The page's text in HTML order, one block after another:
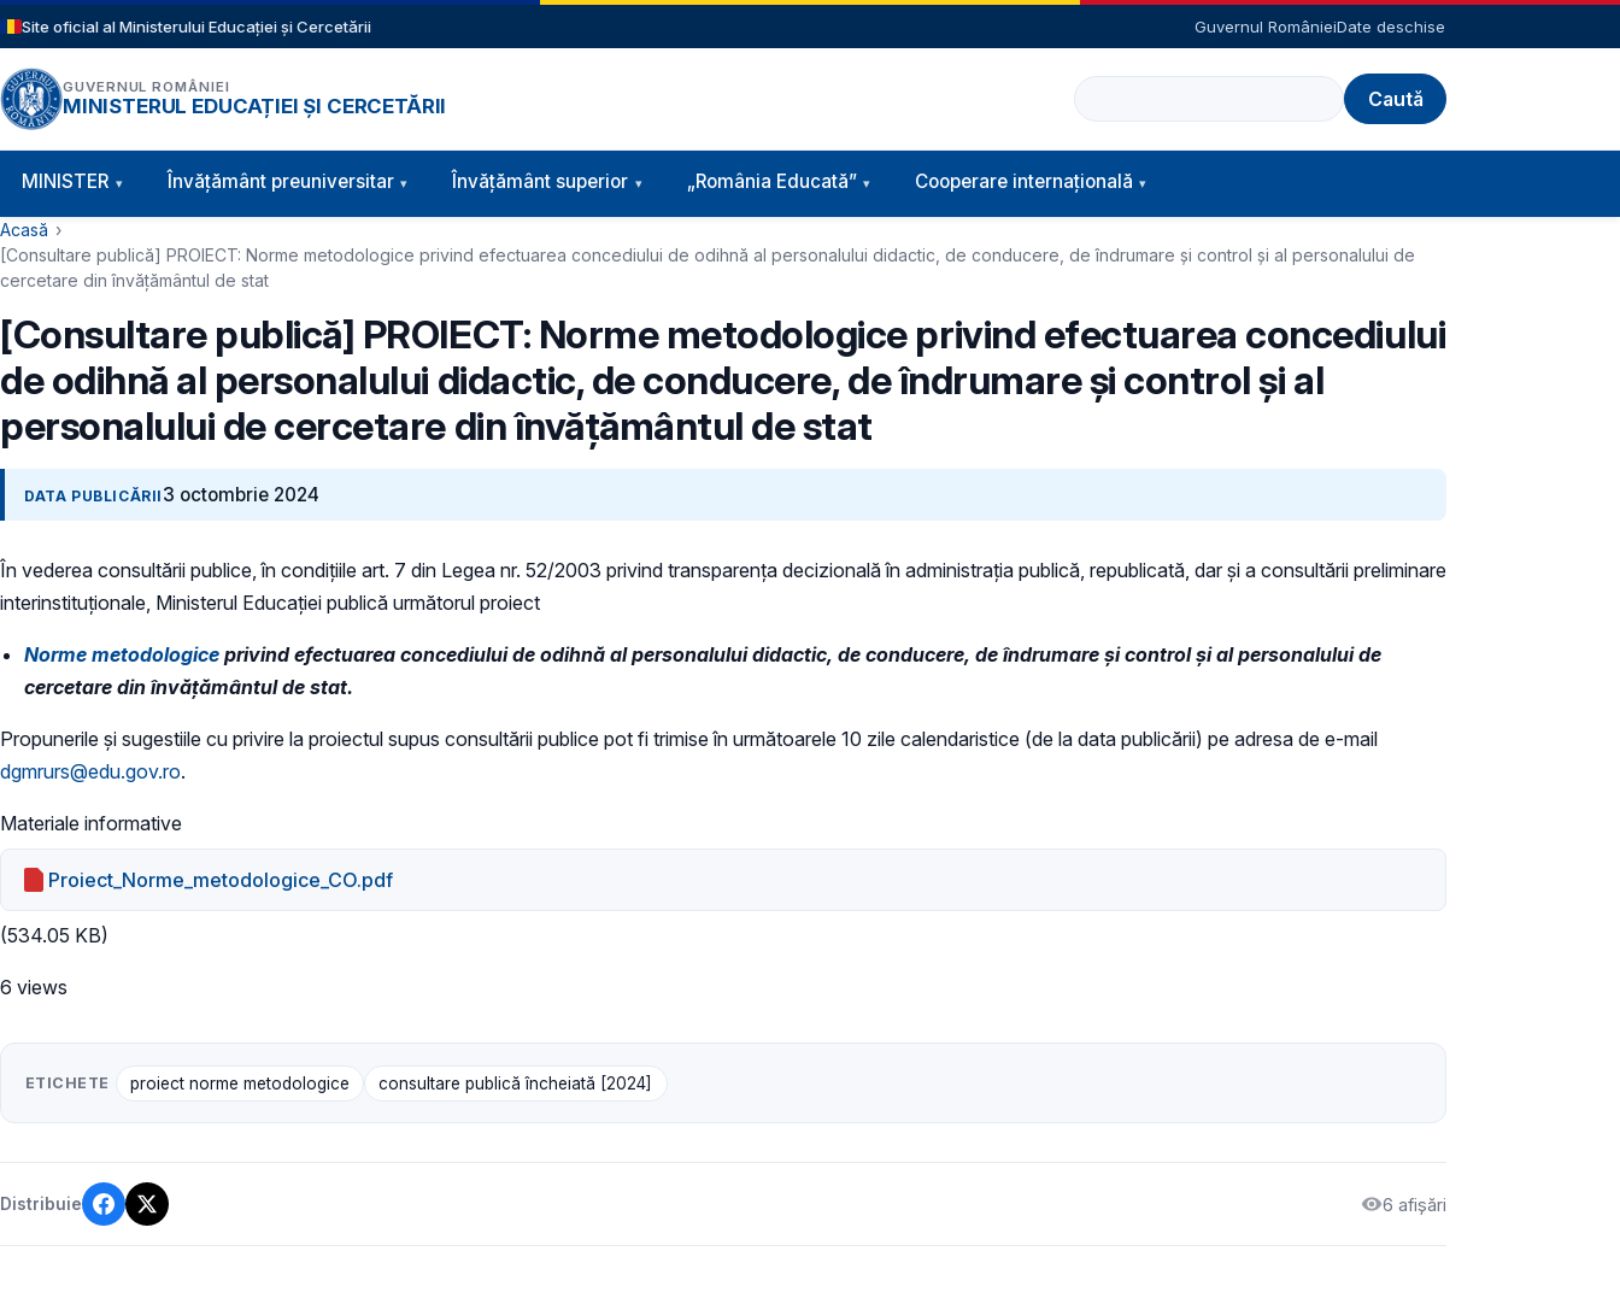
Sari la conținutul principal
Site oficial al Ministerului Educației și Cercetării Guvernul RomânieiDate deschise
GUVERNUL ROMÂNIEI
MINISTERUL EDUCAȚIEI ȘI CERCETĂRII
Caută
Navigație principală
MINISTER Învăţământ preuniversitar Învățământ superior „România Educată” Cooperare internațională
Cale de navigare
Acasă
[Consultare publică] PROIECT: Norme metodologice privind efectuarea concediului de odihnă al personalului didactic, de conducere, de îndrumare și control și al personalului de
cercetare din învăţământul de stat
[Consultare publică] PROIECT: Norme metodologice privind efectuarea concediului
de odihnă al personalului didactic, de conducere, de îndrumare și control și al
personalului de cercetare din învăţământul de stat
DATA PUBLICĂRII 3 octombrie 2024
În vederea consultării publice, în condiţiile art. 7 din Legea nr. 52/2003 privind transparenţa decizională în administraţia publică, republicată, dar și a consultării preliminare
interinstituționale, Ministerul Educaţiei publică următorul proiect
Norme metodologice privind efectuarea concediului de odihnă al personalului didactic, de conducere, de îndrumare și control și al personalului de
cercetare din învăţământul de stat.
Propunerile și sugestiile cu privire la proiectul supus consultării publice pot fi trimise în următoarele 10 zile calendaristice (de la data publicării) pe adresa de e-mail
dgmrurs@edu.gov.ro.
Materiale informative
Proiect_Norme_metodologice_CO.pdf
(534.05 KB)
6 views
ETICHETE proiect norme metodologice consultare publică încheiată [2024]
Distribuie 6 afișări